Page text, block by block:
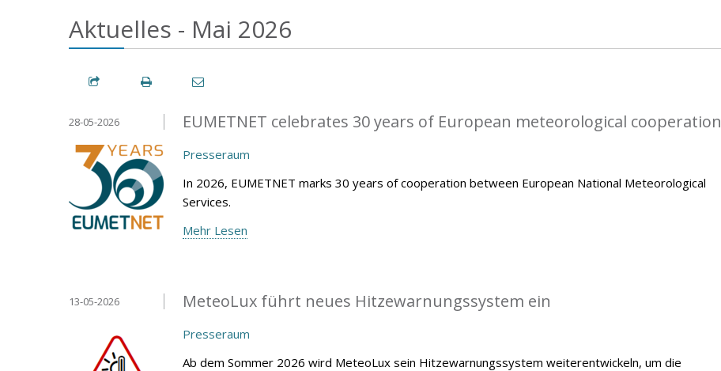
Aktuelles - Mai 2026
EUMETNET celebrates 30 years of European meteorological cooperation
28-05-2026
Presseraum
In 2026, EUMETNET marks 30 years of cooperation between European National Meteorological
Services.
Mehr Lesen
MeteoLux führt neues Hitzewarnungssystem ein
13-05-2026
Presseraum
Ab dem Sommer 2026 wird MeteoLux sein Hitzewarnungssystem weiterentwickeln, um die